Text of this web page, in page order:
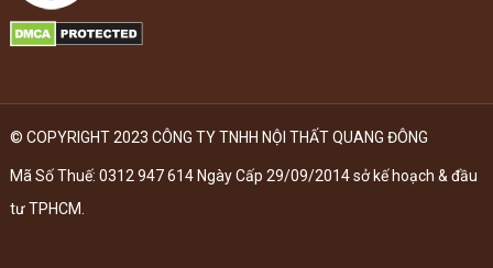
© COPYRIGHT 2023 CÔNG TY TNHH NỘI THẤT QUANG ĐÔNG
Mã Số Thuế: 0312 947 614 Ngày Cấp 29/09/2014 sở kế hoạch & đầu
tư TPHCM.